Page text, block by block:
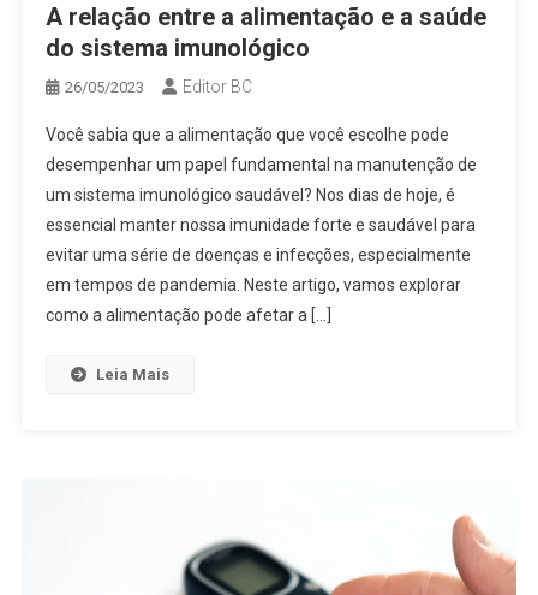
A relação entre a alimentação e a saúde
do sistema imunológico
26/05/2023 Editor BC
Você sabia que a alimentação que você escolhe pode
desempenhar um papel fundamental na manutenção de
um sistema imunológico saudável? Nos dias de hoje, é
essencial manter nossa imunidade forte e saudável para
evitar uma série de doenças e infecções, especialmente
em tempos de pandemia. Neste artigo, vamos explorar
como a alimentação pode afetar a […]
Leia Mais